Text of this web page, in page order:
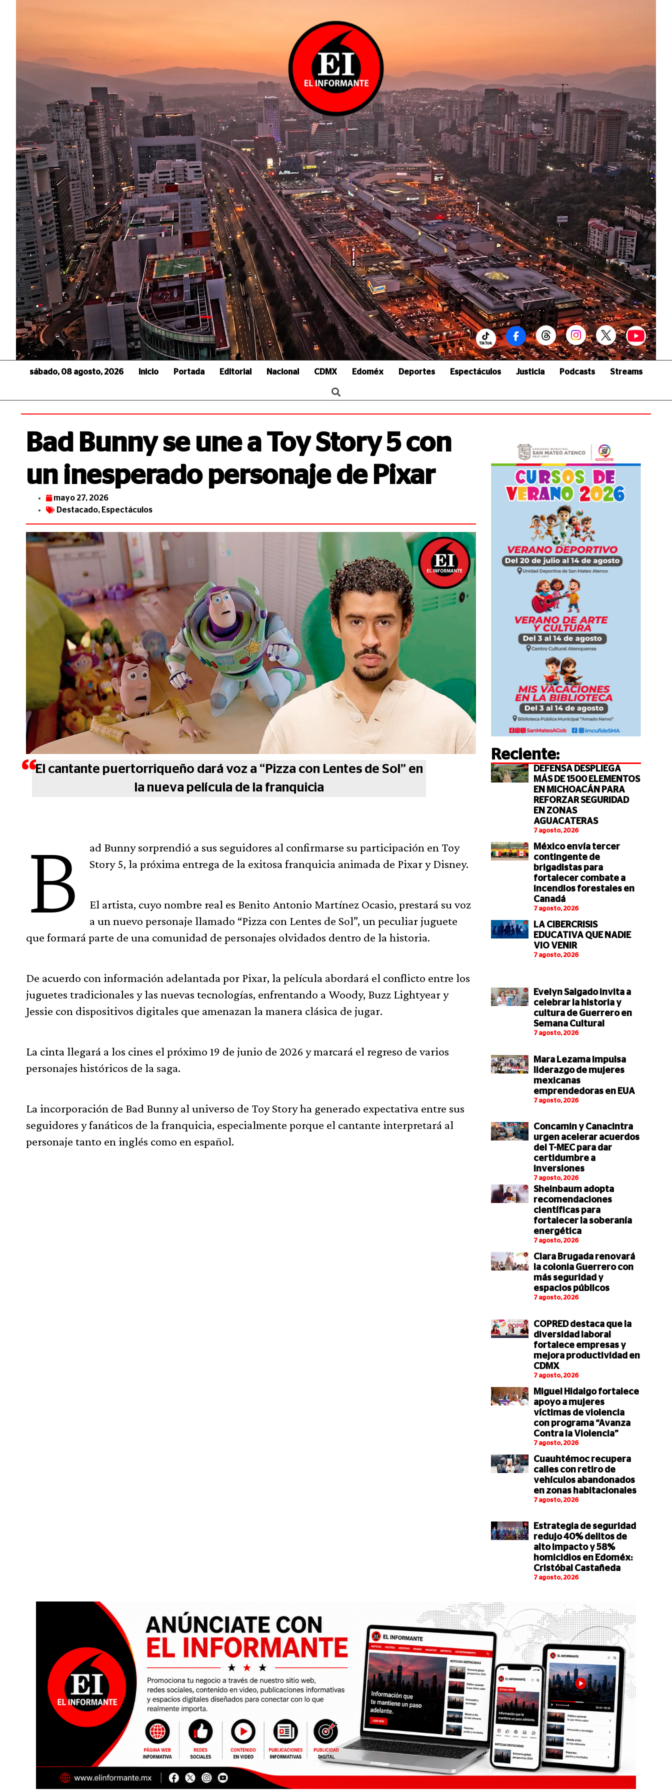
sábado, 08 agosto, 2026 Inicio Portada Editorial Nacional CDMX Edoméx Deportes Espectáculos Justicia Podcasts Streams
Bad Bunny se une a Toy Story 5 con
un inesperado personaje de Pixar
mayo 27, 2026
Destacado, Espectáculos
El cantante puertorriqueño dará voz a “Pizza con Lentes de Sol” en
la nueva película de la franquicia
B
ad Bunny sorprendió a sus seguidores al confirmarse su participación en Toy
Story 5, la próxima entrega de la exitosa franquicia animada de Pixar y Disney.
El artista, cuyo nombre real es Benito Antonio Martínez Ocasio, prestará su voz
a un nuevo personaje llamado “Pizza con Lentes de Sol”, un peculiar juguete
que formará parte de una comunidad de personajes olvidados dentro de la historia.
De acuerdo con información adelantada por Pixar, la película abordará el conflicto entre los
juguetes tradicionales y las nuevas tecnologías, enfrentando a Woody, Buzz Lightyear y
Jessie con dispositivos digitales que amenazan la manera clásica de jugar.
La cinta llegará a los cines el próximo 19 de junio de 2026 y marcará el regreso de varios
personajes históricos de la saga.
La incorporación de Bad Bunny al universo de Toy Story ha generado expectativa entre sus
seguidores y fanáticos de la franquicia, especialmente porque el cantante interpretará al
personaje tanto en inglés como en español.
Reciente:
DEFENSA DESPLIEGA
MÁS DE 1500 ELEMENTOS
EN MICHOACÁN PARA
REFORZAR SEGURIDAD
EN ZONAS
AGUACATERAS
7 agosto, 2026
México envía tercer
contingente de
brigadistas para
fortalecer combate a
incendios forestales en
Canadá
7 agosto, 2026
LA CIBERCRISIS
EDUCATIVA QUE NADIE
VIO VENIR
7 agosto, 2026
Evelyn Salgado invita a
celebrar la historia y
cultura de Guerrero en
Semana Cultural
7 agosto, 2026
Mara Lezama impulsa
liderazgo de mujeres
mexicanas
emprendedoras en EUA
7 agosto, 2026
Concamin y Canacintra
urgen acelerar acuerdos
del T-MEC para dar
certidumbre a
inversiones
7 agosto, 2026
Sheinbaum adopta
recomendaciones
científicas para
fortalecer la soberanía
energética
7 agosto, 2026
Clara Brugada renovará
la colonia Guerrero con
más seguridad y
espacios públicos
7 agosto, 2026
COPRED destaca que la
diversidad laboral
fortalece empresas y
mejora productividad en
CDMX
7 agosto, 2026
Miguel Hidalgo fortalece
apoyo a mujeres
víctimas de violencia
con programa “Avanza
Contra la Violencia”
7 agosto, 2026
Cuauhtémoc recupera
calles con retiro de
vehículos abandonados
en zonas habitacionales
7 agosto, 2026
Estrategia de seguridad
redujo 40% delitos de
alto impacto y 58%
homicidios en Edoméx:
Cristóbal Castañeda
7 agosto, 2026